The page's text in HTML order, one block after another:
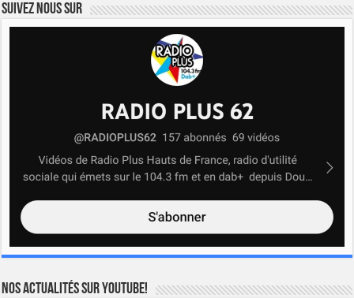
Suivez nous sur
Nos actualités sur YOUTUBE!